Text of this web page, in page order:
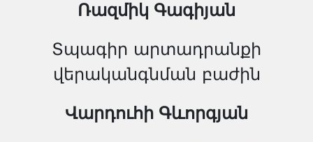
Ռազմիկ Գագիյան
Տպագիր արտադրանքի
վերականգնման բաժին
Վարդուհի Գևորգյան